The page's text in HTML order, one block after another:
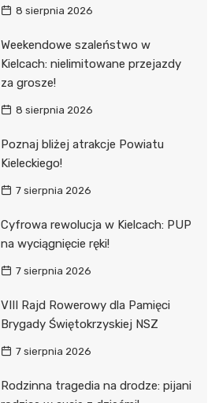
8 sierpnia 2026
Weekendowe szaleństwo w
Kielcach: nielimitowane przejazdy
za grosze!
8 sierpnia 2026
Poznaj bliżej atrakcje Powiatu
Kieleckiego!
7 sierpnia 2026
Cyfrowa rewolucja w Kielcach: PUP
na wyciągnięcie ręki!
7 sierpnia 2026
VIII Rajd Rowerowy dla Pamięci
Brygady Świętokrzyskiej NSZ
7 sierpnia 2026
Rodzinna tragedia na drodze: pijani